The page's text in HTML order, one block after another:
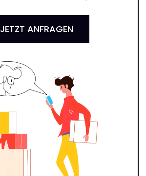
JETZT ANFRAGEN